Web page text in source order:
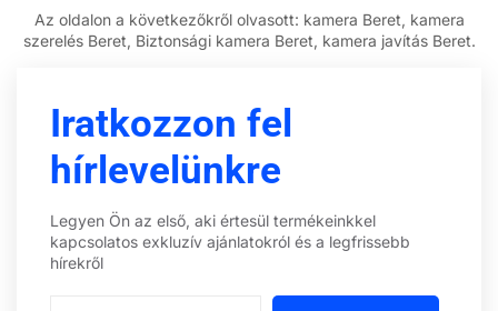
Az oldalon a következőkről olvasott: kamera Beret, kamera
szerelés Beret, Biztonsági kamera Beret, kamera javítás Beret.
Iratkozzon fel
hírlevelünkre
Legyen Ön az első, aki értesül termékeinkkel
kapcsolatos exkluzív ajánlatokról és a legfrissebb
hírekről